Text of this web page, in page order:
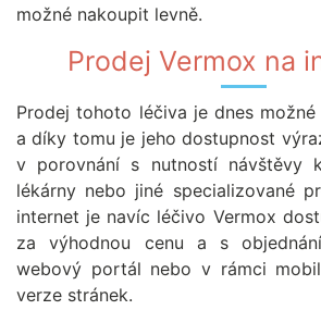
možné nakoupit levně.
Prodej Vermox na
Prodej tohoto léčiva je dnes
a díky tomu je jeho dostupnost
v porovnání s nutností návštěvy
lékárny nebo jiné specializované
internet je navíc léčivo Vermox
za výhodnou cenu a s
webový portál nebo v rámci
verze stránek.